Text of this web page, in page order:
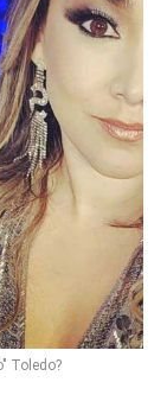
Toledo?